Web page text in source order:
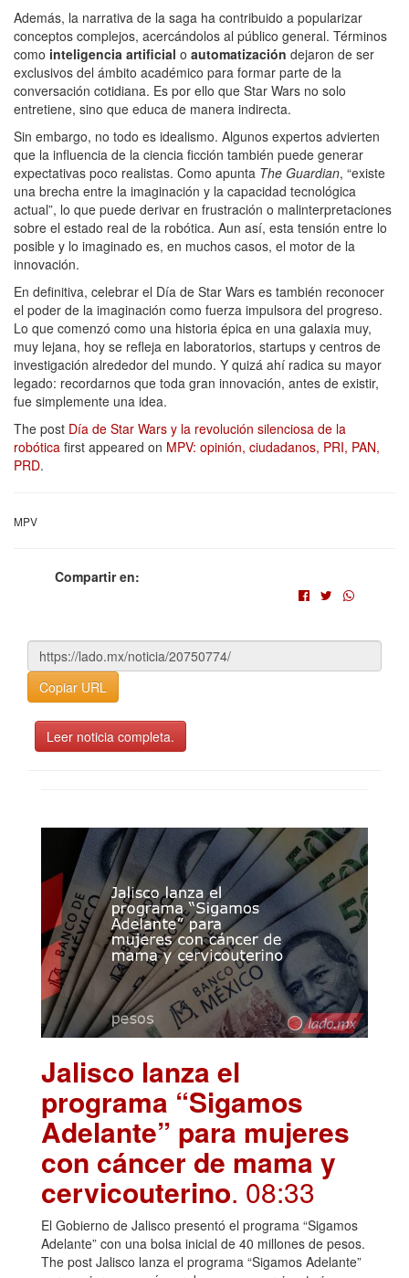
Además, la narrativa de la saga ha contribuido a popularizar
conceptos complejos, acercándolos al público general. Términos
como inteligencia artificial o automatización dejaron de ser
exclusivos del ámbito académico para formar parte de la
conversación cotidiana. Es por ello que Star Wars no solo
entretiene, sino que educa de manera indirecta.
Sin embargo, no todo es idealismo. Algunos expertos advierten
que la influencia de la ciencia ficción también puede generar
expectativas poco realistas. Como apunta The Guardian, “existe
una brecha entre la imaginación y la capacidad tecnológica
actual”, lo que puede derivar en frustración o malinterpretaciones
sobre el estado real de la robótica. Aun así, esta tensión entre lo
posible y lo imaginado es, en muchos casos, el motor de la
innovación.
En definitiva, celebrar el Día de Star Wars es también reconocer
el poder de la imaginación como fuerza impulsora del progreso.
Lo que comenzó como una historia épica en una galaxia muy,
muy lejana, hoy se refleja en laboratorios, startups y centros de
investigación alrededor del mundo. Y quizá ahí radica su mayor
legado: recordarnos que toda gran innovación, antes de existir,
fue simplemente una idea.
The post Día de Star Wars y la revolución silenciosa de la
robótica first appeared on MPV: opinión, ciudadanos, PRI, PAN,
PRD.
MPV
Compartir en:
Copiar URL
Leer noticia completa.
Jalisco lanza el
programa “Sigamos
Adelante” para mujeres
con cáncer de mama y
cervicouterino. 08:33
El Gobierno de Jalisco presentó el programa “Sigamos
Adelante” con una bolsa inicial de 40 millones de pesos.
The post Jalisco lanza el programa “Sigamos Adelante”